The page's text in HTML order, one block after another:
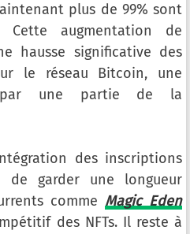
plus de 99% sont
Cette augmentation de
hausse significative des
le réseau Bitcoin, une
par une partie de la
des inscriptions
de garder une longueur
comme Magic Eden
des NFTs. Il reste à